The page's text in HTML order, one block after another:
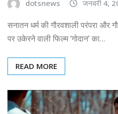
dotsnews जनवरी 4,
सनातन धर्म की गौरवशाली परंपरा और
पर उकेरने वाली फिल्म ‘गोदान’ का…
READ MORE